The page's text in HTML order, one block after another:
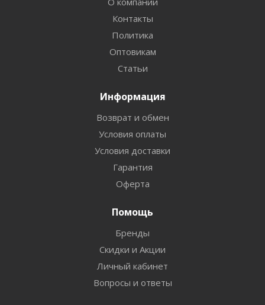
Контакты
Политика
Оптовикам
Статьи
Информация
Возврат и обмен
Условия оплаты
Условия доставки
Гарантия
Оферта
Помощь
Бренды
Скидки и Акции
Личный кабинет
Вопросы и ответы